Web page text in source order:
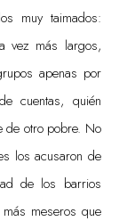
muy taimados:
vez más largos,
apenas por
cuentas, quién
de otro pobre. No
los acusaron de
de los barrios
meseros que